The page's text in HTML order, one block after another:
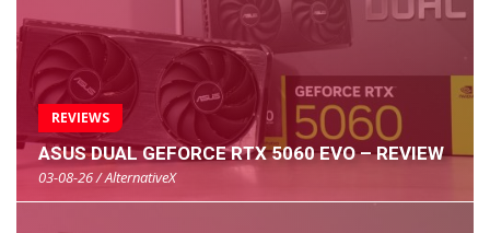
REVIEWS
ASUS DUAL GEFORCE RTX 5060 EVO – REVIEW
03-08-26 / AlternativeX